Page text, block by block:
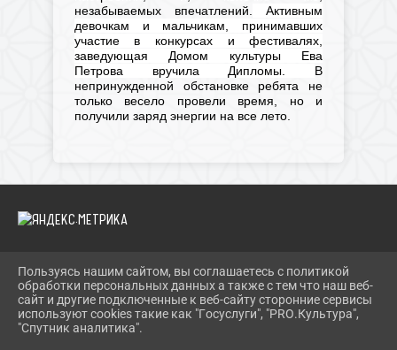
незабываемых впечатлений. Активным
девочкам и мальчикам, принимавших
участие в конкурсах и фестивалях,
заведующая Домом культуры Ева
Петрова вручила Дипломы. В
непринужденной обстановке ребята не
только весело провели время, но и
получили заряд энергии на все лето.
2026 Г. IBRBIB.RU
ВХОД
КАРТА САЙТА
ПОЛИТИКА ОБРАБОТКИ ПЕРСОНАЛЬНЫХ ДАННЫХ
Пользуясь нашим сайтом, вы соглашаетесь с политикой
обработки персональных данных а также с тем что наш веб-
сайт и другие подключенные к веб-сайту сторонние сервисы
используют cookies такие как "Госуслуги", "PRO.Культура",
"Спутник аналитика".